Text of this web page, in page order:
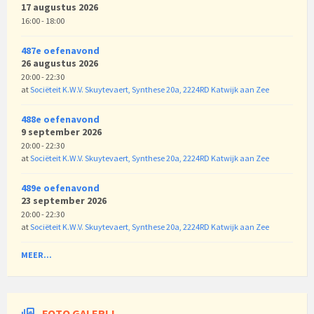
17 augustus 2026
16:00 - 18:00
487e oefenavond
26 augustus 2026
20:00 - 22:30
atSociëteit K.W.V. Skuytevaert, Synthese 20a, 2224RD Katwijk aan Zee
488e oefenavond
9 september 2026
20:00 - 22:30
atSociëteit K.W.V. Skuytevaert, Synthese 20a, 2224RD Katwijk aan Zee
489e oefenavond
23 september 2026
20:00 - 22:30
atSociëteit K.W.V. Skuytevaert, Synthese 20a, 2224RD Katwijk aan Zee
MEER...